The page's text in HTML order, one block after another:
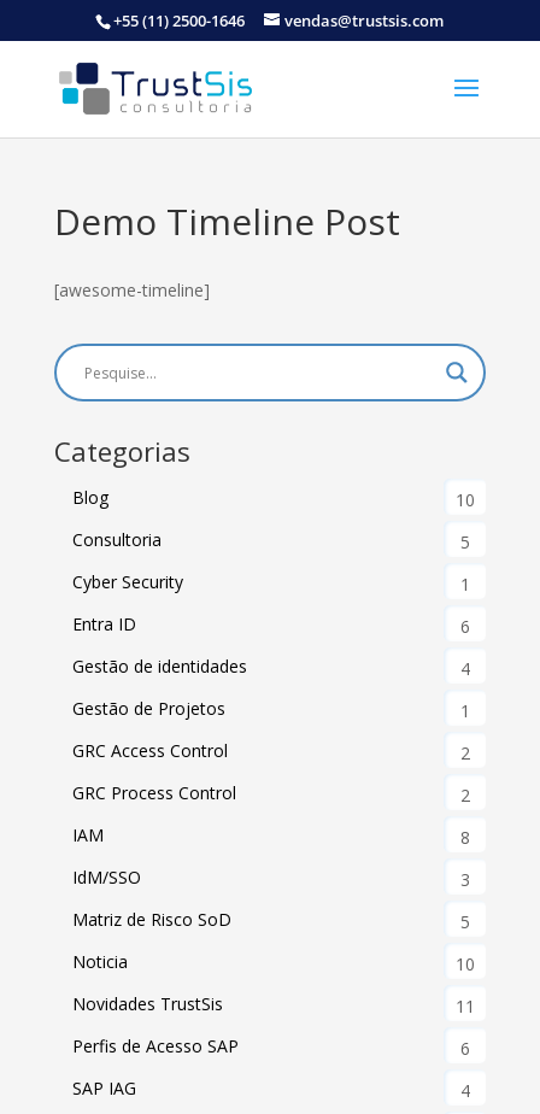
+55 (11) 2500-1646 vendas@trustsis.com
Demo Timeline Post
[awesome-timeline]
Categorias
Blog
10
Consultoria
5
Cyber Security
1
Entra ID
6
Gestão de identidades
4
Gestão de Projetos
1
GRC Access Control
2
GRC Process Control
2
IAM
8
IdM/SSO
3
Matriz de Risco SoD
5
Noticia
10
Novidades TrustSis
11
Perfis de Acesso SAP
6
SAP IAG
4